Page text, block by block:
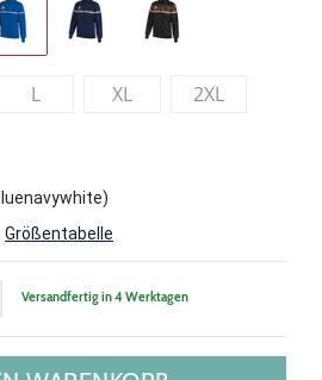
L XL
2XL
Größentabelle
Versandfertig in 4 Werktagen